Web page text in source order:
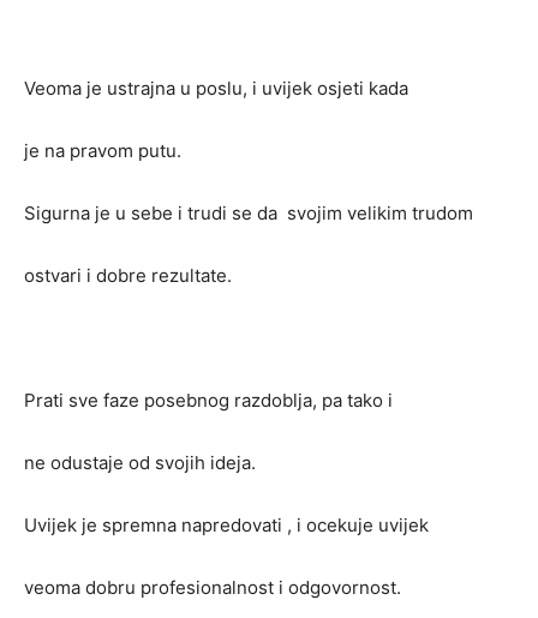
Veoma je ustrajna u poslu, i uvijek osjeti kada
je na pravom putu.
Sigurna je u sebe i trudi se da svojim velikim trudom
ostvari i dobre rezultate.
Prati sve faze posebnog razdoblja, pa tako i
ne odustaje od svojih ideja.
Uvijek je spremna napredovati , i ocekuje uvijek
veoma dobru profesionalnost i odgovornost.